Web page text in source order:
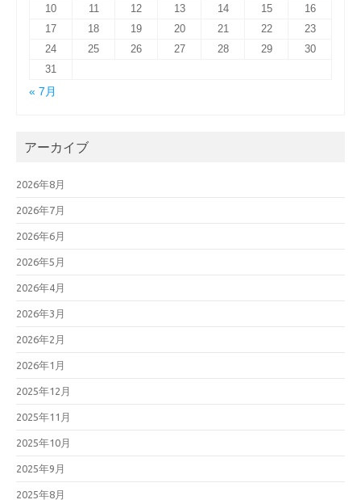
10
11 12 13 14 15
16
17
18 19 20 21 22
23
24
25 26 27 28 29
30
31
« 7月
アーカイブ
2026年8月
2026年7月
2026年6月
2026年5月
2026年4月
2026年3月
2026年2月
2026年1月
2025年12月
2025年11月
2025年10月
2025年9月
2025年8月